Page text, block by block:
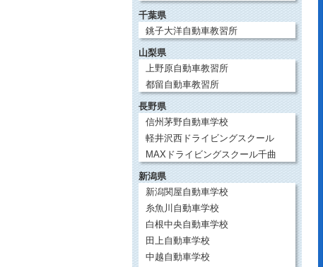
千葉県
銚子大洋自動車教習所
山梨県
上野原自動車教習所
都留自動車教習所
長野県
信州茅野自動車学校
軽井沢西ドライビングスクール
MAXドライビングスクール千曲
新潟県
新潟関屋自動車学校
糸魚川自動車学校
白根中央自動車学校
田上自動車学校
中越自動車学校